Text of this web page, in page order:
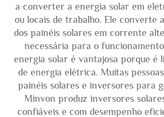
a converter a energia solar em
ou locais de trabalho. Ele
dos painéis solares em corrente
necessária para o
energia solar é vantajosa porque é
de energia elétrica. Muitas
painéis solares e inversores para
Minvon produz inversores
confiáveis e com desempenho